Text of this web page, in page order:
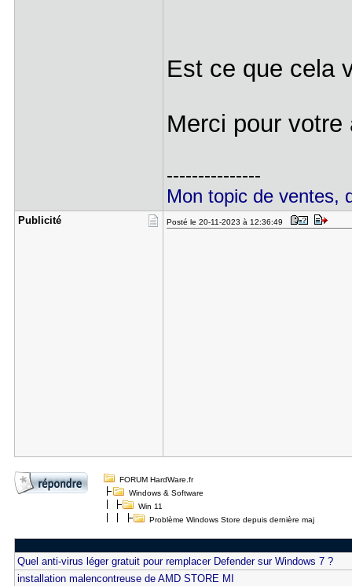
Est ce que cela
Merci pour votre
---------------
Mon topic de ventes,
Publicité Posté le 20-11-2023 à 12:36:49
FORUM HardWare.fr
Windows & Software
Win 11
Problème Windows Store depuis dernière maj
Quel anti-virus léger gratuit pour remplacer Defender sur Windows 7 ?
installation malencontreuse de AMD STORE MI